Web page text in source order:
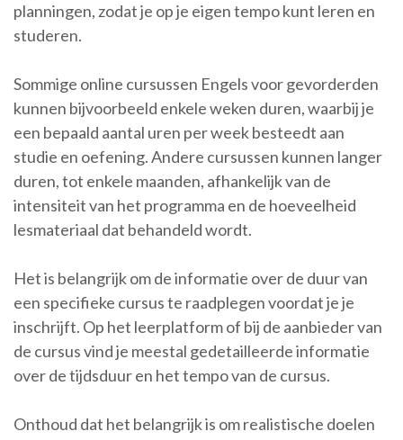
planningen, zodat je op je eigen tempo kunt leren en
studeren.
Sommige online cursussen Engels voor gevorderden
kunnen bijvoorbeeld enkele weken duren, waarbij je
een bepaald aantal uren per week besteedt aan
studie en oefening. Andere cursussen kunnen langer
duren, tot enkele maanden, afhankelijk van de
intensiteit van het programma en de hoeveelheid
lesmateriaal dat behandeld wordt.
Het is belangrijk om de informatie over de duur van
een specifieke cursus te raadplegen voordat je je
inschrijft. Op het leerplatform of bij de aanbieder van
de cursus vind je meestal gedetailleerde informatie
over de tijdsduur en het tempo van de cursus.
Onthoud dat het belangrijk is om realistische doelen